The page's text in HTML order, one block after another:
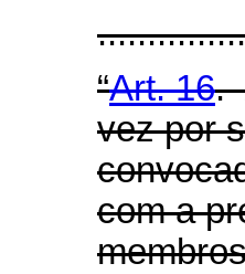
“Art. 16.
vez por
com a